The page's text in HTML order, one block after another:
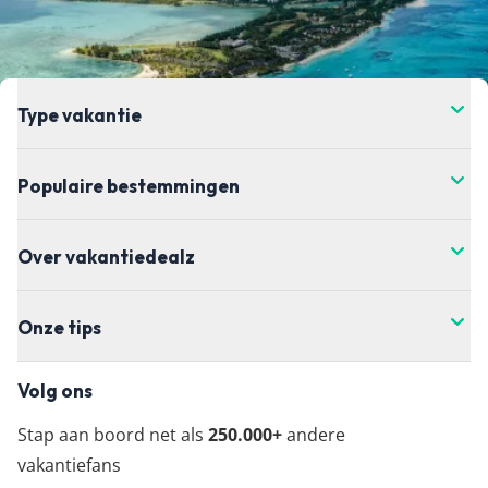
helaas hebben wij daar geen controle over. Voor
de meest actuele vanaf-prijs kun je het beste
doorklikken naar de aanbieder waar je je vakantie
wil boeken.
Type vakantie
Populaire bestemmingen
Over vakantiedealz
Onze tips
Volg ons
Stap aan boord net als 250.000+andere
vakantiefans